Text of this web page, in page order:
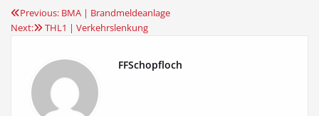
Beitragsnavigation
Previous: BMA | Brandmeldeanlage
Next:
THL1 | Verkehrslenkung
FFSchopfloch